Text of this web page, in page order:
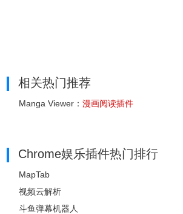
7、点击按钮后会出现下图，点击启用按
相关热门推荐
Manga Viewer：漫画阅读插件
Chrome娱乐插件热门排行
MapTab
视频云解析
斗鱼弹幕机器人